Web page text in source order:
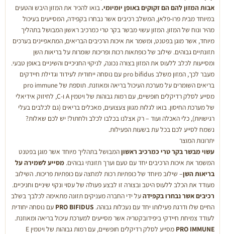
אבות המזון להם הם זקוקים באופן יומיומי. בואו להכיר את המזון היבש והטעים
במיוחד מבית פרו-פלאן, המשלב רכיבים אשר נבחרו בקפידה, המסייעים בעיכול
מהיר ונוח של המזון. המזון עשוי מבשר בקר טרי כמרכיב ראשון המבושל בתהליך
מיוחד, אשר מוגן בפטנט, ומשמר את איכות הרכיבים הבריאים, המתאפיינים בערכים
תזונתיים גבוהים. שילוב של כופתאות רכות ופריכות שומרות על בריאות השן
ומסייעות לכלב ללעוס את המזון בצורה נכונה, לניקוי החניכיים והשיניים באופן טבעי.
מעבר לכך, המזון משלב pro bifidus עם נוסחה ייחודית לעידוד וגדילת חיידקים
בריאים השומרים על מערכת העיכול בריאה ומאוזנת. תוספת של pro immune
מסייע לסלק רדיקלים חופשיים, עם רמות גבוהות של ויטמין A ו-C, לחיזוק אידיאלי
של מערכת החיסון. בואו לגלות מגוון צעצועים, מאכלים בריאים (גם לכלבים בעלי
רגישויות), כלי האכלה ועוד – רק אצלנו בכלבו לכלב ולחתול! יש לכם שאלות?
נשמח לסייע לכם בכל עת בשעות הפעילות.
יתרונות המוצר
עשוי מבשר בקר טרי כמרכיב ראשוןהמבושל בתהליך מיוחד אשר מוגן בפטנט
המשמר את איכות הרכיבים יחד עם טעם וערך תזונתי גבוהים. מסייע לשמירה על
בריאות השן– שילוב מיוחד של כופתיות רכות למחצה עם כופתיות פריכות. השילוב
מעודד את הכלב ללעוס היטב ובצורה זו לבצע פעולה של עסוי ונקוי שיניים וחניכיים.
רכיבים אשר נבחרו בקפידהעל ידי החברה מעניקים תזונה מתאימה לכלבך בשלב
החיים שלו ודרגת פעילותו יחד עם נעכלות גבוהה. PRO BIFIDUS עם נוסחה יחודית
לעודד צמיחת חיידקי ביפידובקטריה אשר מסייעים למערכת עיכול בריאה ומאוזנת.
PRO IMMUNE
מסייע לסלק רדיקלים חופשיים, עם רמות גבוהות של ויטמין E